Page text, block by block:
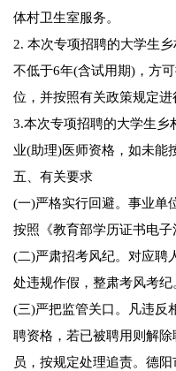
体村卫生室服务。
2. 本次专项招聘的大学生
不低于6年(含试用期)，方
位，并按照有关政策规定进
3.本次专项招聘的大学生乡
业(助理)医师资格，如未能
五、有关要求
(一)严格实行回避。事业单
按照《教育部学历证书电子
(二)严肃招考风纪。对应聘
处违规作假，整肃考风考纪
(三)严把监管关口。凡违反
聘资格，若已被聘用则解
员，按规定处理追责。德